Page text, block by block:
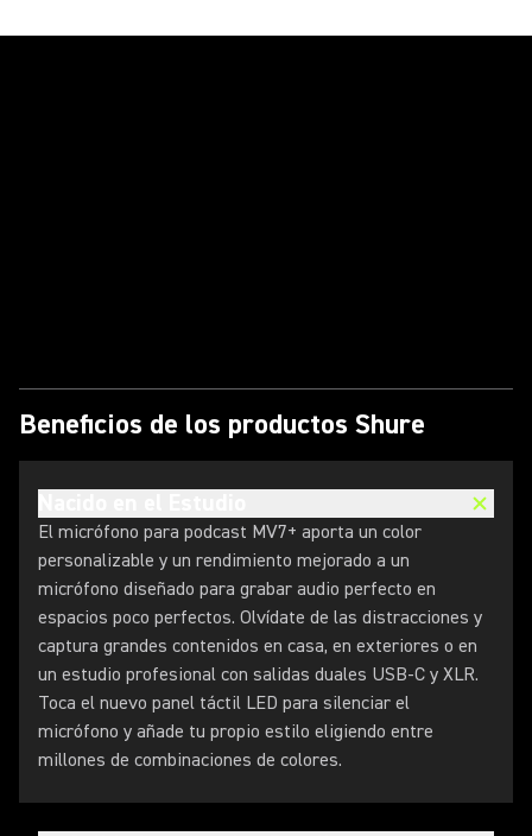
Beneficios de los productos Shure
El micrófono para podcast MV7+ aporta un color
personalizable y un rendimiento mejorado a un
micrófono diseñado para grabar audio perfecto en
espacios poco perfectos. Olvídate de las distracciones y
captura grandes contenidos en casa, en exteriores o en
un estudio profesional con salidas duales USB-C y XLR.
Toca el nuevo panel táctil LED para silenciar el
micrófono y añade tu propio estilo eligiendo entre
millones de combinaciones de colores.